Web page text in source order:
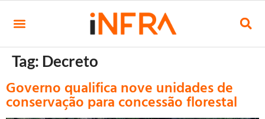
Tag: Decreto
Governo qualifica nove unidades de
conservação para concessão florestal